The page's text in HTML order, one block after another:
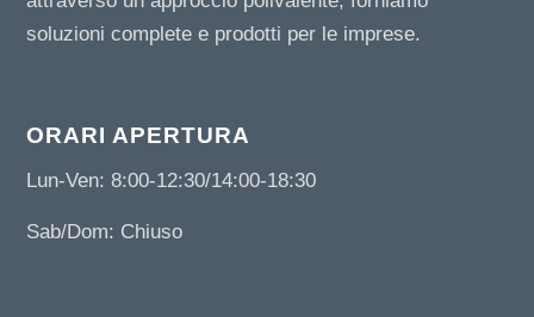
soluzioni complete e prodotti per le imprese.
ORARI APERTURA
Lun-Ven: 8:00-12:30/14:00-18:30
Sab/Dom: Chiuso